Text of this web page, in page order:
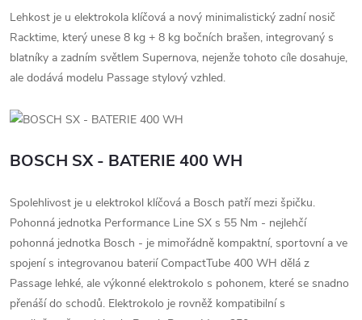
Lehkost je u elektrokola klíčová a nový minimalistický zadní nosič
Racktime, který unese 8 kg + 8 kg bočních brašen, integrovaný s
blatníky a zadním světlem Supernova, nejenže tohoto cíle dosahuje,
ale dodává modelu Passage stylový vzhled.
BOSCH SX - BATERIE 400 WH
Spolehlivost je u elektrokol klíčová a Bosch patří mezi špičku.
Pohonná jednotka Performance Line SX s 55 Nm - nejlehčí
pohonná jednotka Bosch - je mimořádně kompaktní, sportovní a ve
spojení s integrovanou baterií CompactTube 400 WH dělá z
Passage lehké, ale výkonné elektrokolo s pohonem, které se snadno
přenáší do schodů. Elektrokolo je rovněž kompatibilní s